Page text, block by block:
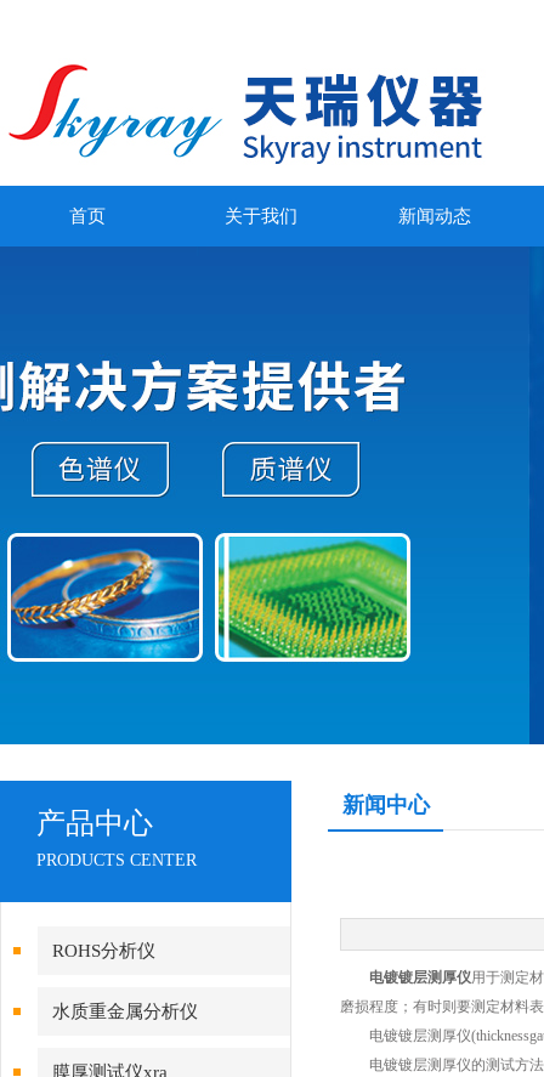
首页 关于我们 新闻动态
产品中心
PRODUCTS CENTER
ROHS分析仪
水质重金属分析仪
膜厚测试仪xra
新闻中心
电镀镀层测厚仪用于测定
磨损程度；有时则要测定材料
电镀镀层测厚仪
电镀镀层测厚仪的测试方法